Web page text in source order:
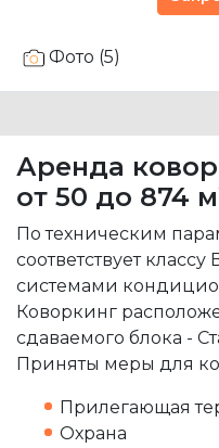
Фото (5)
Аренда
от 50 до 874
По техническим
соответствует
системами
Коворкинг
сдаваемого блока -
Приняты меры для
Прилегающая
Охрана